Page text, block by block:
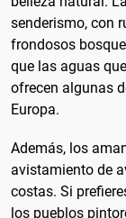
senderismo, con
frondosos
que las aguas
ofrecen algunas
Europa.
Además, los
avistamiento de
costas. Si
los pueblos